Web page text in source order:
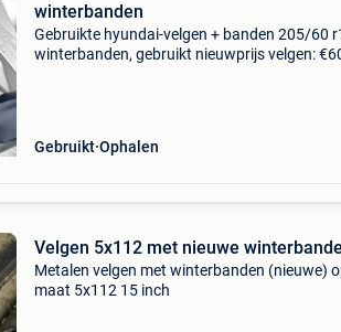
winterbanden
Gebruikte hyundai-velgen + banden 205/60
winterbanden, gebruikt nieuwprijs velgen:
Gebruikt Ophalen
Velgen 5x112 met nieuwe
Metalen velgen met winterbanden (nieuwe)
maat 5x112 15 inch